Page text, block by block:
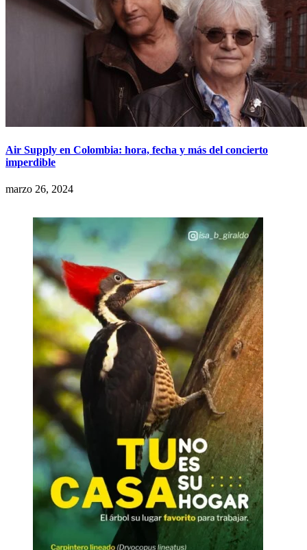
Air Supply en Colombia: hora, fecha y más del concierto
imperdible
marzo 26, 2024